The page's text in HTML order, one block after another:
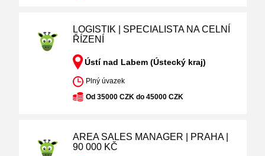
LOGISTIK | SPECIALISTA NA CELNÍ
ŘÍZENÍ
Ústí nad Labem (Ústecký kraj)
Plný úvazek
Od 35000 CZK do 45000 CZK
AREA SALES MANAGER | PRAHA |
90 000 KČ